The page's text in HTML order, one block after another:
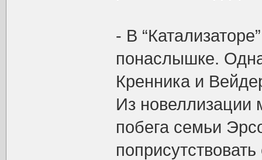
- В
понаслышке.
Кренника и
Из новеллизации
побега семьи